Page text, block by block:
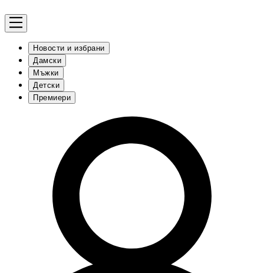
Новости и избрани
Дамски
Мъжки
Детски
Премиери